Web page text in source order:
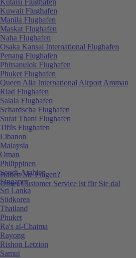
Haben Sie Fragen?
Unser Customer Service ist für Sie da!
Kuwait Flughafen
Manila Flughafen
Maskat Flughafen
Naha Flughafen
Osaka Kansai International Flughafen
Penang Flughafen
Phitsanulok Flughafen
Phuket Flughafen
Queen Alia International Airport Amman
Riad Flughafen
Salala Flughafen
Schardscha Flughafen
Surat Thani Flughafen
Tiflis Flughafen
Libanon
Malaysia
Oman
Philippinen
Saudi-Arabien
Singapur
Sri Lanka
Südkorea
Thailand
Phuket
Ra's al-Chaima
Rayong
Rishon Letzion
Samui